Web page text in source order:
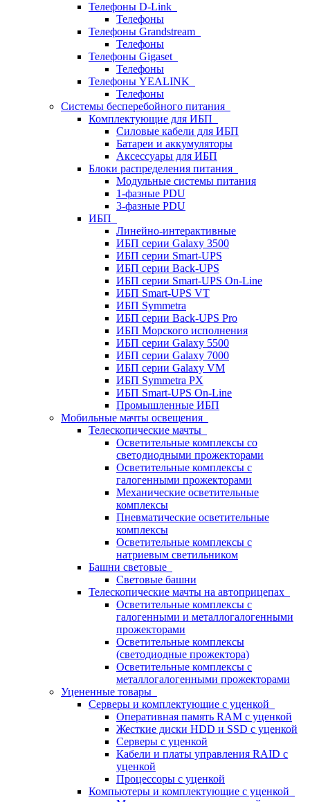
Телефоны D-Link
Телефоны
Телефоны Grandstream
Телефоны
Телефоны Gigaset
Телефоны
Телефоны YEALINK
Телефоны
Системы бесперебойного питания
Комплектующие для ИБП
Силовые кабели для ИБП
Батареи и аккумуляторы
Аксессуары для ИБП
Блоки распределения питания
Модульные системы питания
1-фазные PDU
3-фазные PDU
ИБП
Линейно-интерактивные
ИБП серии Galaxy 3500
ИБП серии Smart-UPS
ИБП серии Back-UPS
ИБП серии Smart-UPS On-Line
ИБП Smart-UPS VT
ИБП Symmetra
ИБП серии Back-UPS Pro
ИБП Морского исполнения
ИБП серии Galaxy 5500
ИБП серии Galaxy 7000
ИБП серии Galaxy VM
ИБП Symmetra PX
ИБП Smart-UPS On-Line
Промышленные ИБП
Мобильные мачты освещения
Телескопические мачты
Осветительные комплексы со
светодиодными прожекторами
Осветительные комплексы с
галогенными прожекторами
Механические осветительные
комплексы
Пневматические осветительные
комплексы
Осветительные комплексы с
натриевым светильником
Башни световые
Световые башни
Телескопические мачты на автоприцепах
Осветительные комплексы с
галогенными и металлогалогенными
прожекторами
Осветительные комплексы
(светодиодные прожектора)
Осветительные комплексы с
металлогалогенными прожекторами
Уцененные товары
Серверы и комплектующие с уценкой
Оперативная память RAM с уценкой
Жесткие диски HDD и SSD с уценкой
Серверы с уценкой
Кабели и платы управления RAID с
уценкой
Процессоры с уценкой
Компьютеры и комплектующие с уценкой